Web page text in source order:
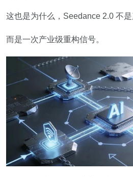
这也是为什么，Seedance 2.0 不是
而是一次产业级重构信号。